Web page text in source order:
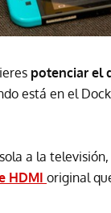
potenciar el
está en el
a la
HDMI original